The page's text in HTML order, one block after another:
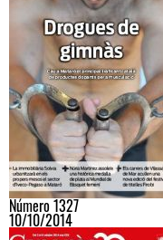
Número 1327
10/10/2014